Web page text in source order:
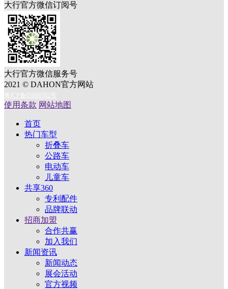
大行官方微信订阅号
大行官方微信服务号
2021 © DAHON官方网站
粤ICP备05066762号
使用条款 网站地图
首页
热门车型
折叠车
公路车
电动车
儿童车
共享360
专利配件
品牌联动
招商加盟
合作共赢
加入我们
新闻资讯
新闻动态
展会活动
官方视频